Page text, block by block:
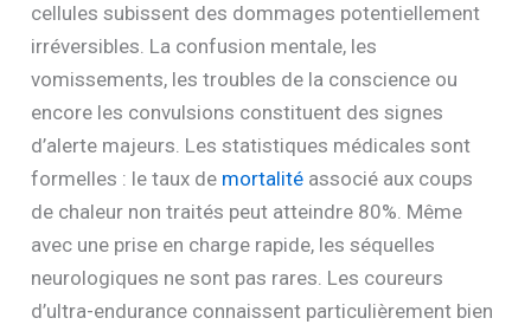
cellules subissent des dommages potentiellement
irréversibles. La confusion mentale, les
vomissements, les troubles de la conscience ou
encore les convulsions constituent des signes
d’alerte majeurs. Les statistiques médicales sont
formelles : le taux de mortalité associé aux coups
de chaleur non traités peut atteindre 80%. Même
avec une prise en charge rapide, les séquelles
neurologiques ne sont pas rares. Les coureurs
d’ultra-endurance connaissent particulièrement bien